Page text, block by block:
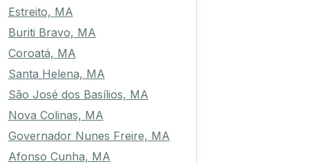
Estreito, MA
Buriti Bravo, MA
Coroatá, MA
Santa Helena, MA
São José dos Basílios, MA
Nova Colinas, MA
Governador Nunes Freire, MA
Afonso Cunha, MA